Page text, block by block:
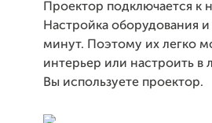
Проектор подключается к
Настройка оборудования
минут. Поэтому их легко
интерьер или настроить
Вы используете проектор.